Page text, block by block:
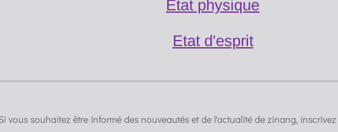
Etat physique
Etat d'esprit
vous souhaitez être informé des nouveautés et de l'actualité de zinang,